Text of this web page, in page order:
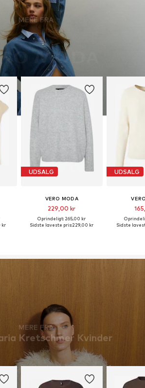
MERE FRA
kr
UDSALG
VERO MODA
229,00 kr
Oprindeligt: 265,00 kr
Sidste laveste pris:229,00 kr
UDSALG
Sidste
MERE FRA
Kretschmer Kvinder